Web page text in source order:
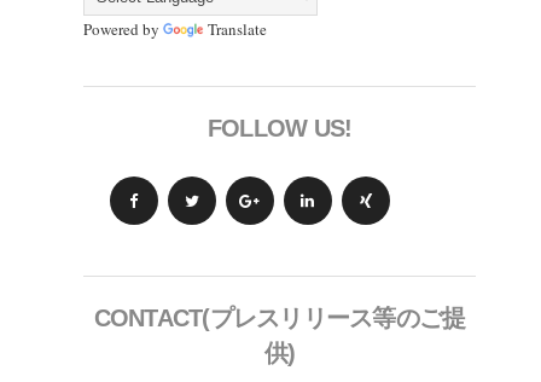
Powered by Translate
FOLLOW US!
CONTACT(プレスリリース等のご提
供)